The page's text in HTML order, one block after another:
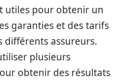
utiles pour obtenir un
garanties et des tarifs
différents assureurs.
plusieurs
obtenir des résultats